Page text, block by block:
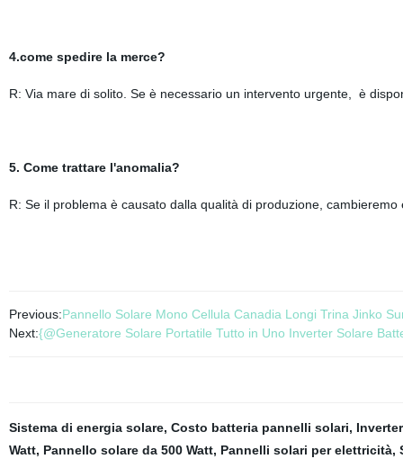
4.come spedire la merce?
R: Via mare di solito. Se è necessario un intervento urgente, è
5. Come trattare l'anomalia?
R: Se il problema è causato dalla qualità di produzione,
Previous:Pannello Solare Mono Cellula Canadia Longi Trina Jinko
Next:{@Generatore Solare Portatile Tutto in Uno Inverter Solare
Sistema di energia solare, Costo batteria pannelli solari,
Watt, Pannello solare da 500 Watt, Pannelli solari per elettricità,